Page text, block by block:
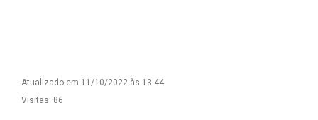
Atualizado em 11/10/2022 às 13:44
Visitas: 86